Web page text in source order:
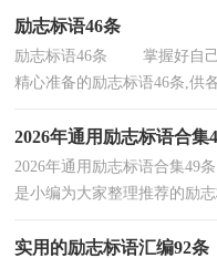
励志标语46条
励志标语46条 掌握好自己
精心准备的励志标语46条,供
2026年通用励志标语合集
2026年通用励志标语合集
是小编为大家整理推荐的励
实用的励志标语汇编92条